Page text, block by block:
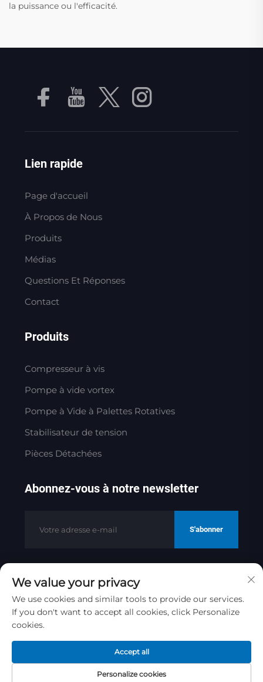
la puissance ou l'efficacité.
Lien rapide
Page d'accueil
À Propos de Nous
Produits
Médias
Questions Et Réponses
Contact
Produits
Compresseur à vis
Pompe à vide vortex
Pompe à Vide à Palettes Rotatives
Stabilisateur de tension
Pièces Détachées
Abonnez-vous à notre newsletter
S'abonner
Copyright © 2025 par Jinan Golden
Bridge Precision Machinery Co.ltd
Politique de confidentialité
Remonter en haut
We value your privacy
We use cookies and similar tools to provide our services.
If you don't want to accept all cookies, click Personalize
cookies.
Personalize cookies
Accept all